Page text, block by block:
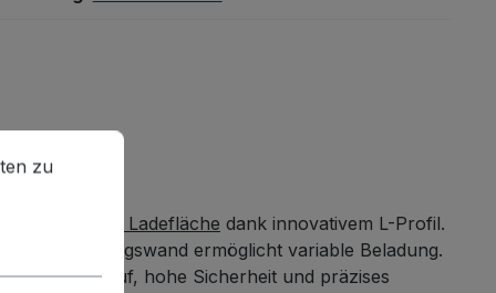
stabile Ladefläche dank innovativem L-Profil.
Längswand ermöglicht variable Beladung.
ruhigen Lauf, hohe Sicherheit und präzises
zu können.
Mehr Informationen ...
zu